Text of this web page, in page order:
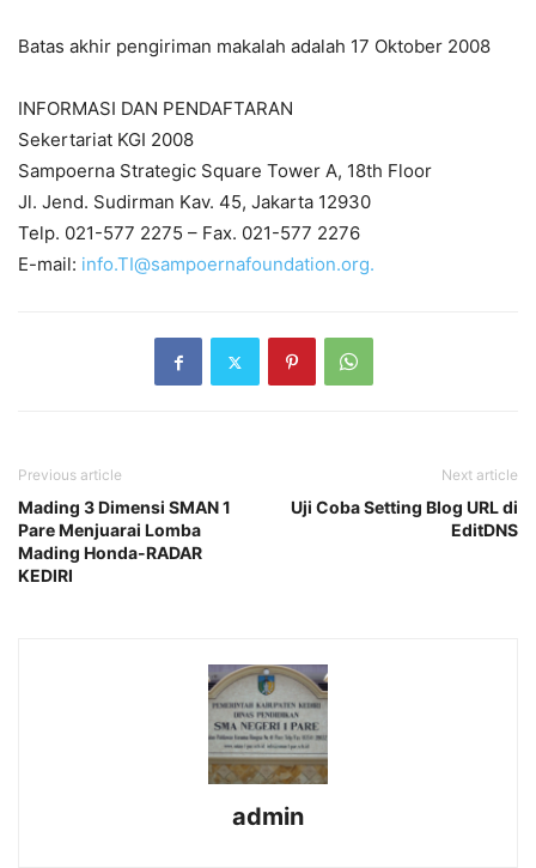
Batas akhir pengiriman makalah adalah 17 Oktober 2008
INFORMASI DAN PENDAFTARAN
Sekertariat KGI 2008
Sampoerna Strategic Square Tower A, 18th Floor
Jl. Jend. Sudirman Kav. 45, Jakarta 12930
Telp. 021-577 2275 – Fax. 021-577 2276
E-mail: info.TI@sampoernafoundation.org.
Previous article
Mading 3 Dimensi SMAN 1
Pare Menjuarai Lomba
Mading Honda-RADAR
KEDIRI
Next article
Uji Coba Setting Blog URL di
EditDNS
admin